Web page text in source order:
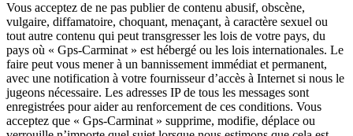
Vous acceptez de ne pas publier de contenu abusif, obscène,
vulgaire, diffamatoire, choquant, menaçant, à caractère sexuel ou
tout autre contenu qui peut transgresser les lois de votre pays, du
pays où « Gps-Carminat » est hébergé ou les lois internationales. Le
faire peut vous mener à un bannissement immédiat et permanent,
avec une notification à votre fournisseur d’accès à Internet si nous le
jugeons nécessaire. Les adresses IP de tous les messages sont
enregistrées pour aider au renforcement de ces conditions. Vous
acceptez que « Gps-Carminat » supprime, modifie, déplace ou